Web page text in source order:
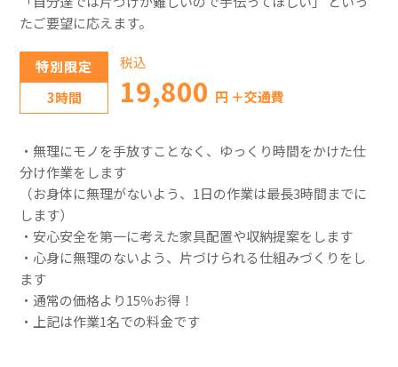
たご要望に応えます。
特別限定
3時間
税込
19,800 円 ＋交通費
・無理にモノを手放すことなく、ゆっくり時間をかけた仕
分け作業をします
（お身体に無理がないよう、1日の作業は最長3時間までに
します）
・安心安全を第一に考えた家具配置や収納提案をします
・心身に無理のないよう、片づけられる仕組みづくりをし
ます
・通常の価格より15％お得！
・上記は作業1名での料金です